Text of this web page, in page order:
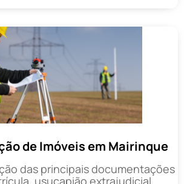
de Imóveis em Mairinque
das principais documentações
usucapião extrajudicial,